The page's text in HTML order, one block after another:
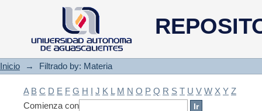
Filtrado by: Materia
Inicio → Filtrado by: Materia
A B C D E F G H I J K L M N O P Q R S T U V W X Y Z
Comienza con